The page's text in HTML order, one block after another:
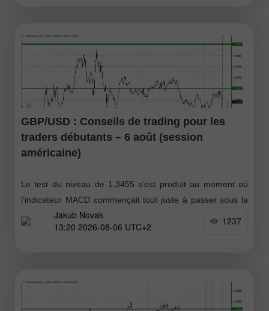
GBP/USD : Conseils de trading pour les
traders débutants – 6 août (session
américaine)
Le test du niveau de 1,3455 s’est produit au moment où
l’indicateur MACD commençait tout juste à passer sous la
ligne zéro, ce qui a confirmé un point d’entrée valide
Jakub Novak
13:20 2026-08-06 UTC+2
1237